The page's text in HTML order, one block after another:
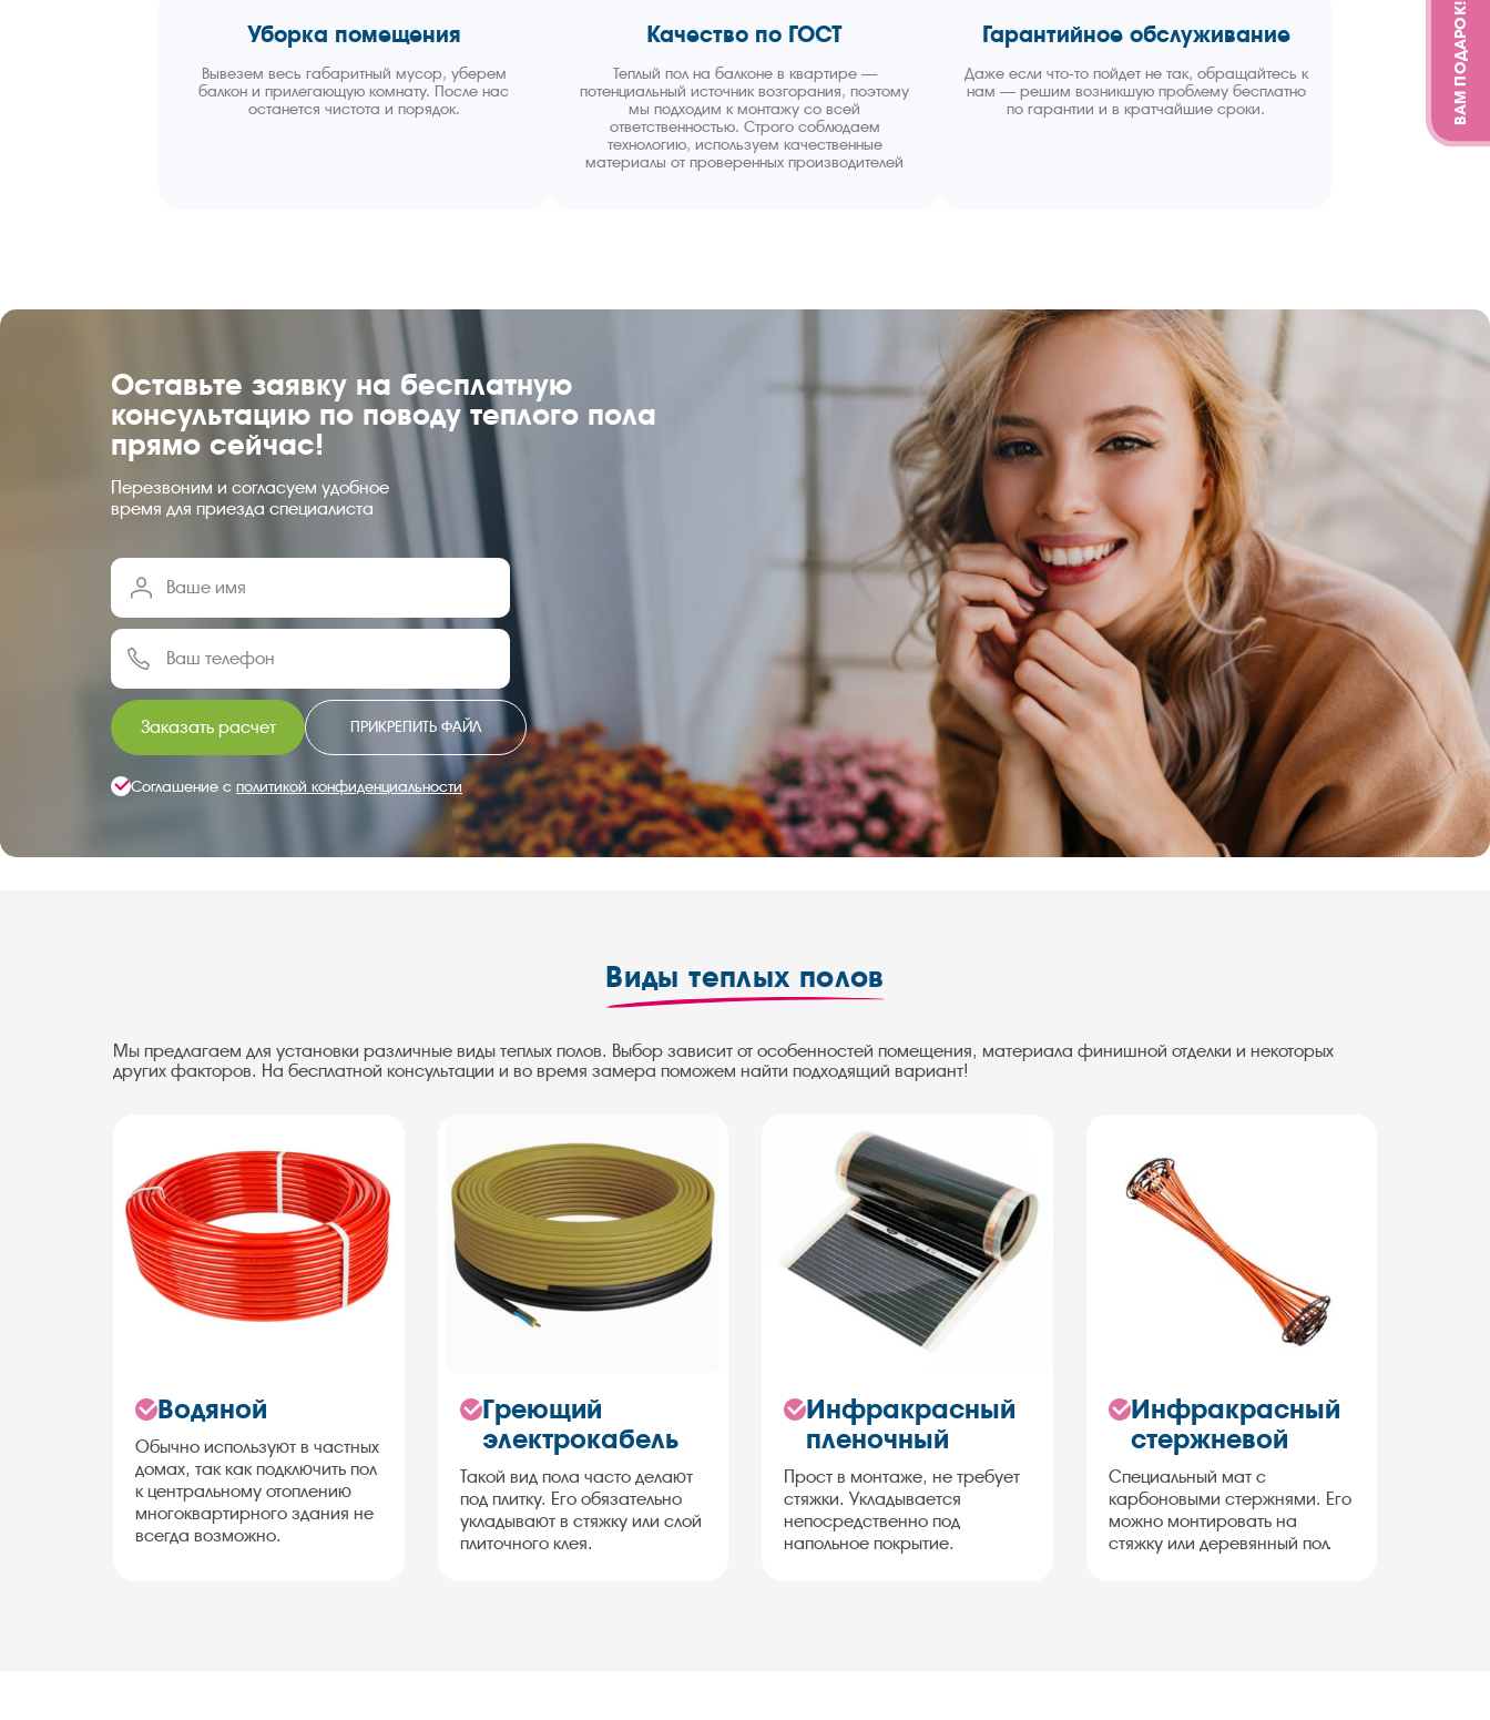
Уборка помещения
Вывезем весь габаритный мусор, уберем
балкон и прилегающую комнату. После нас
останется чистота и порядок.
Качество по ГОСТ
Теплый пол на балконе в квартире —
потенциальный источник возгорания, поэтому
мы подходим к монтажу со всей
ответственностью. Строго соблюдаем
технологию, используем качественные
материалы от проверенных производителей
Гарантийное обслуживание
Даже если что-то пойдет не так, обращайтесь к
нам — решим возникшую проблему бесплатно
по гарантии и в кратчайшие сроки.
Оставьте заявку на бесплатную
консультацию по поводу теплого пола
прямо сейчас!
Перезвоним и согласуем удобное
время для приезда специалиста
Заказать расчет ПРИКРЕПИТЬ ФАЙЛ
Соглашение с политикой конфиденциальности
Виды теплых полов
Мы предлагаем для установки различные виды теплых полов. Выбор зависит от особенностей помещения, материала финишной отделки и некоторых
других факторов. На бесплатной консультации и во время замера поможем найти подходящий вариант!
Водяной
Обычно используют в частных
домах, так как подключить пол
к центральному отоплению
многоквартирного здания не
всегда возможно.
Греющий
электрокабель
Такой вид пола часто делают
под плитку. Его обязательно
укладывают в стяжку или слой
плиточного клея.
Инфракрасный
пленочный
Прост в монтаже, не требует
стяжки. Укладывается
непосредственно под
напольное покрытие.
Инфракрасный
стержневой
Специальный мат с
карбоновыми стержнями. Его
можно монтировать на
стяжку или деревянный пол.
ВАМ ПОДАРОК!